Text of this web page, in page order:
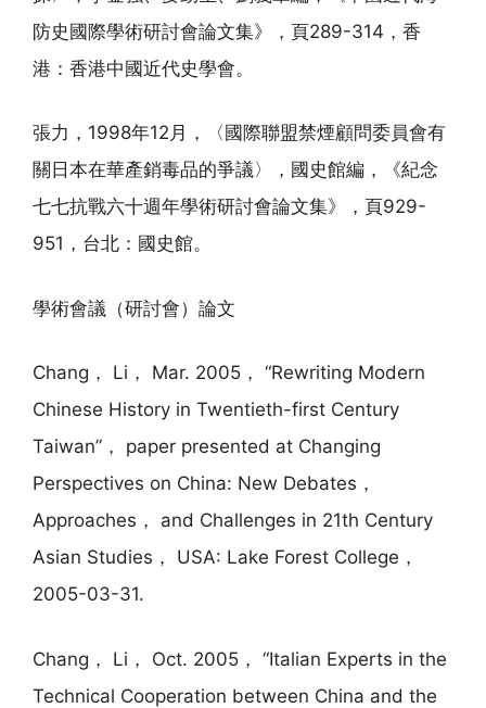
防史國際學術研討會論文集》，頁289-314，香
港：香港中國近代史學會。
張力，1998年12月，〈國際聯盟禁煙顧問委員會有
關日本在華產銷毒品的爭議〉，國史館編，《紀念
七七抗戰六十週年學術研討會論文集》，頁929-
951，台北：國史館。
學術會議（研討會）論文
Chang， Li， Mar. 2005， “Rewriting Modern
Chinese History in Twentieth-first Century
Taiwan”， paper presented at Changing
Perspectives on China: New Debates，
Approaches， and Challenges in 21th Century
Asian Studies， USA: Lake Forest College，
2005-03-31.
Chang， Li， Oct. 2005， “Italian Experts in the
Technical Cooperation between China and the